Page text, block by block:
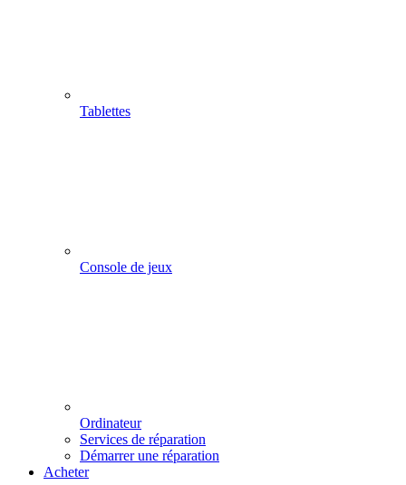
Tablettes
Console de jeux
Ordinateur
Services de réparation
Démarrer une réparation
Acheter